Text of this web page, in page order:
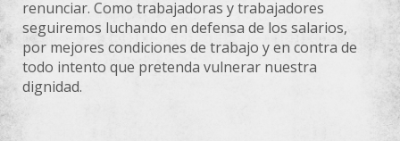
renunciar. Como trabajadoras y trabajadores
seguiremos luchando en defensa de los salarios,
por mejores condiciones de trabajo y en contra de
todo intento que pretenda vulnerar nuestra
dignidad.